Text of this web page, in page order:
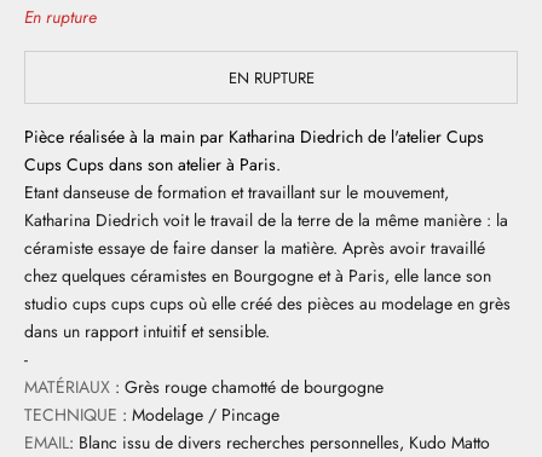
En rupture
EN RUPTURE
Pièce réalisée à la main par Katharina Diedrich de l'atelier Cups
Cups Cups dans son atelier à Paris.
Etant danseuse de formation et travaillant sur le mouvement,
Katharina Diedrich voit le travail de la terre de la même manière : la
céramiste essaye de faire danser la matière. Après avoir travaillé
chez quelques céramistes en Bourgogne et à Paris, elle lance son
studio cups cups cups où elle créé des pièces au modelage en grès
dans un rapport intuitif et sensible.
-
MATÉRIAUX : Grès rouge chamotté de bourgogne
TECHNIQUE : Modelage / Pincage
EMAIL: Blanc issu de divers recherches personnelles, Kudo Matto